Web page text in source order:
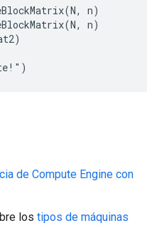
n)
n)
de Compute Engine con
los tipos de máquinas